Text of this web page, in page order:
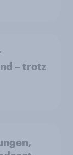
– trotz